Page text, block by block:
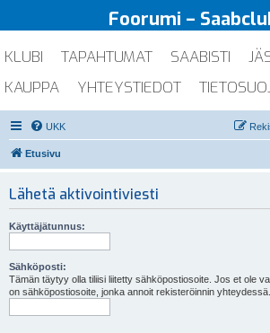
Foorumi –
KLUBI TAPAHTUMAT SAABISTI
KAUPPA
YHTEYSTIEDOT
UKK
Etusivu
Lähetä aktivointiviesti
Käyttäjätunnus:
Sähköposti:
Tämän täytyy olla tiliisi liitetty sähköpostiosoite. Jos et ole
on sähköpostiosoite, jonka annoit rekisteröinnin yhteydessä.